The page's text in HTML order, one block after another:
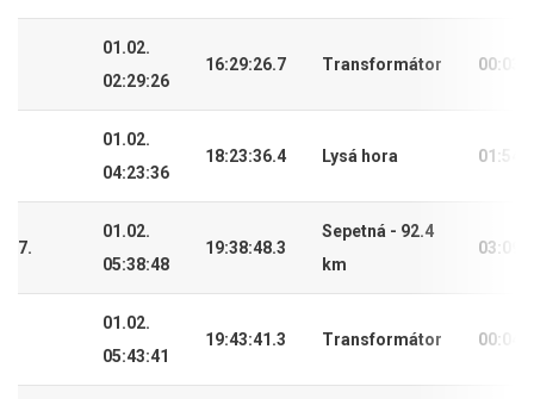
01.02.
02:29:26
16:29:26.7 Transformátor
01.02.
04:23:36
18:23:36.4 Lysá hora
7.
01.02.
05:38:48
19:38:48.3
Sepetná - 92.4
km
01.02.
05:43:41
19:43:41.3 Transformátor